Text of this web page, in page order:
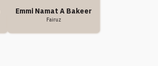
Emmi Namat A Bakeer
Fairuz